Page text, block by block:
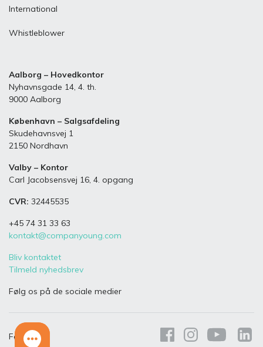
International
Whistleblower
Aalborg – Hovedkontor
Nyhavnsgade 14, 4. th.
9000 Aalborg
København – Salgsafdeling
Skudehavnsvej 1
2150 Nordhavn
Valby – Kontor
Carl Jacobsensvej 16, 4. opgang
CVR: 32445535
+45 74 31 33 63
kontakt@companyoung.com
Bliv kontaktet
Tilmeld nyhedsbrev
Følg os på de sociale medier
Følg os